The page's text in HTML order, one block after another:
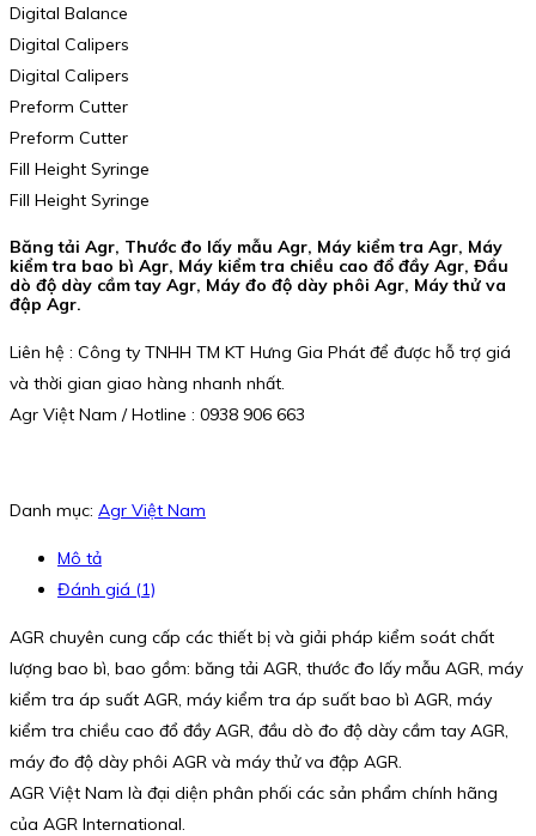
Digital Balance
Digital Calipers
Digital Calipers
Preform Cutter
Preform Cutter
Fill Height Syringe
Fill Height Syringe
Băng tải Agr, Thước đo lấy mẫu Agr, Máy kiểm tra Agr, Máy
kiểm tra bao bì Agr, Máy kiểm tra chiều cao đổ đầy Agr, Đầu
dò độ dày cầm tay Agr, Máy đo độ dày phôi Agr, Máy thử va
đập Agr.
Liên hệ : Công ty TNHH TM KT Hưng Gia Phát để được hỗ trợ giá
và thời gian giao hàng nhanh nhất.
Agr Việt Nam / Hotline : 0938 906 663
Danh mục: Agr Việt Nam
Mô tả
Đánh giá (1)
AGR chuyên cung cấp các thiết bị và giải pháp kiểm soát chất
lượng bao bì, bao gồm: băng tải AGR, thước đo lấy mẫu AGR, máy
kiểm tra áp suất AGR, máy kiểm tra áp suất bao bì AGR, máy
kiểm tra chiều cao đổ đầy AGR, đầu dò đo độ dày cầm tay AGR,
máy đo độ dày phôi AGR và máy thử va đập AGR.
AGR Việt Nam là đại diện phân phối các sản phẩm chính hãng
của AGR International.